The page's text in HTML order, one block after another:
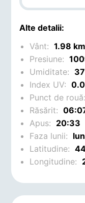
Alte detalii:
Vânt:1.98
Presiune:
Umiditate:
Index UV:0.0
Punct de
Răsărit:
Apus: 20:33
Faza lunii:
Latitudine:
Longitudine: